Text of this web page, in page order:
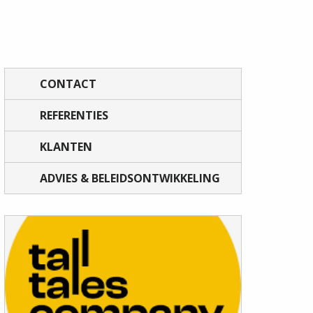
CONTACT
REFERENTIES
KLANTEN
ADVIES & BELEIDSONTWIKKELING